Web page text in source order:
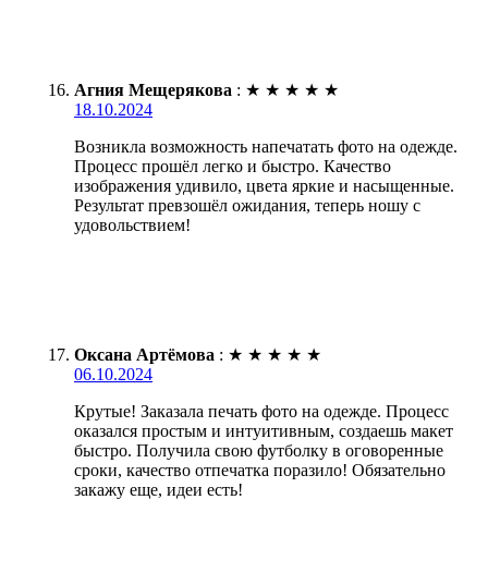
Агния Мещерякова : ★ ★ ★ ★ ★
18.10.2024
Возникла возможность напечатать фото на одежде.
Процесс прошёл легко и быстро. Качество
изображения удивило, цвета яркие и насыщенные.
Результат превзошёл ожидания, теперь ношу с
удовольствием!
Оксана Артёмова : ★ ★ ★ ★ ★
06.10.2024
Крутые! Заказала печать фото на одежде. Процесс
оказался простым и интуитивным, создаешь макет
быстро. Получила свою футболку в оговоренные
сроки, качество отпечатка поразило! Обязательно
закажу еще, идеи есть!